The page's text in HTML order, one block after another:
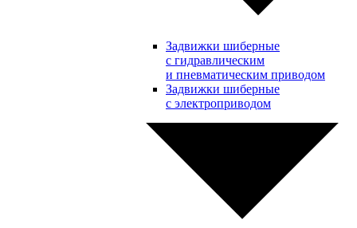
Задвижки шиберные
с гидравлическим
и пневматическим приводом
Задвижки шиберные
с электроприводом